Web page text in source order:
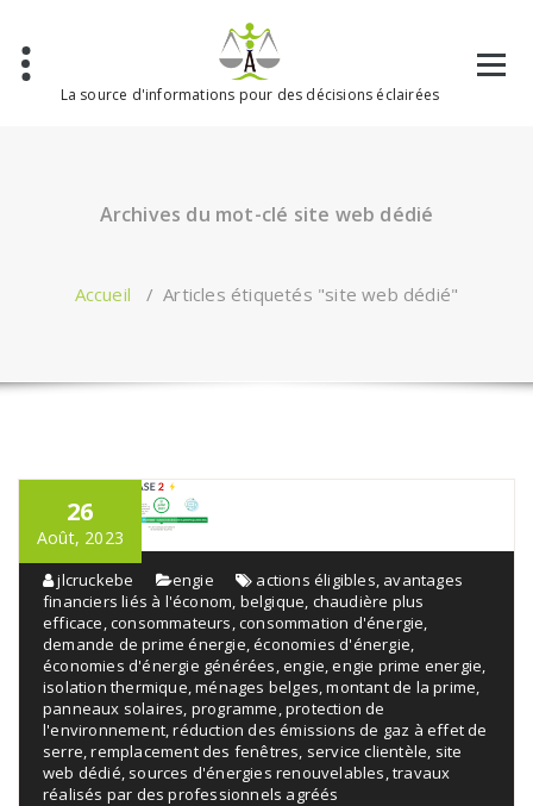
contenu
La source d'informations pour des décisions éclairées
Archives du mot-clé site web dédié
Accueil /Articles étiquetés "site web dédié"
26
Août, 2023
jlcruckebe engie actions éligibles avantages
financiers liés à l'économ belgique chaudière plus
efficace ,consommateurs ,consommation d'énergie
demande de prime énergie ,économies d'énergie
économies d'énergie générées ,engie ,engie prime energie
isolation thermique ,ménages belges ,montant de la prime
panneaux solaires programme ,protection de
l'environnement ,réduction des émissions de gaz à effet de
serre ,remplacement des fenêtres service clientèle site
web dédié sources d'énergies renouvelables ,travaux
réalisés par des professionnels agréés